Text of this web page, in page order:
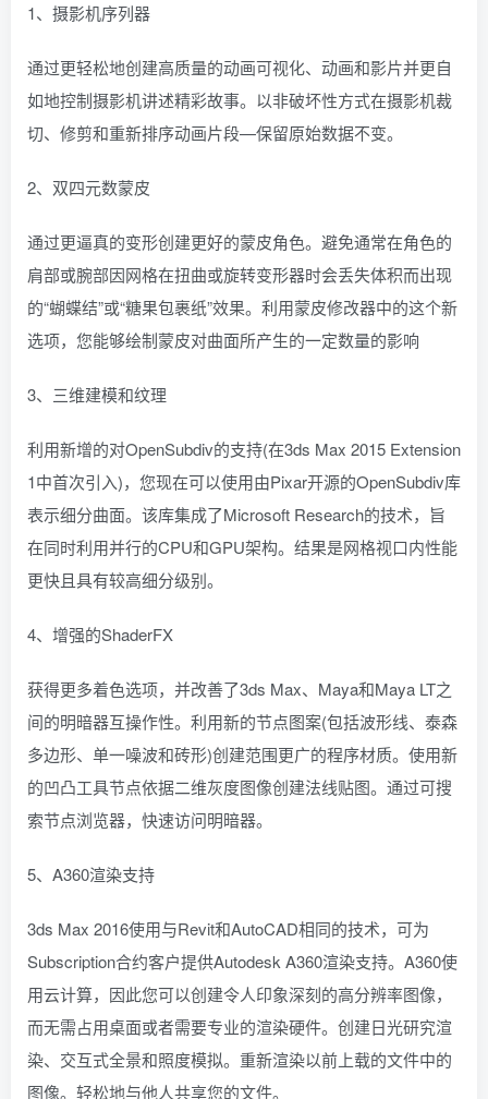
1、摄影机序列器
通过更轻松地创建高质量的动画可视化、动画和影片并更自
如地控制摄影机讲述精彩故事。以非破坏性方式在摄影机裁
切、修剪和重新排序动画片段—保留原始数据不变。
2、双四元数蒙皮
通过更逼真的变形创建更好的蒙皮角色。避免通常在角色的
肩部或腕部因网格在扭曲或旋转变形器时会丢失体积而出现
的“蝴蝶结”或“糖果包裹纸”效果。利用蒙皮修改器中的这个新
选项，您能够绘制蒙皮对曲面所产生的一定数量的影响
3、三维建模和纹理
利用新增的对OpenSubdiv的支持(在3ds Max 2015 Extension
1中首次引入)，您现在可以使用由Pixar开源的OpenSubdiv库
表示细分曲面。该库集成了Microsoft Research的技术，旨
在同时利用并行的CPU和GPU架构。结果是网格视口内性能
更快且具有较高细分级别。
4、增强的ShaderFX
获得更多着色选项，并改善了3ds Max、Maya和Maya LT之
间的明暗器互操作性。利用新的节点图案(包括波形线、泰森
多边形、单一噪波和砖形)创建范围更广的程序材质。使用新
的凹凸工具节点依据二维灰度图像创建法线贴图。通过可搜
索节点浏览器，快速访问明暗器。
5、A360渲染支持
3ds Max 2016使用与Revit和AutoCAD相同的技术，可为
Subscription合约客户提供Autodesk A360渲染支持。A360使
用云计算，因此您可以创建令人印象深刻的高分辨率图像，
而无需占用桌面或者需要专业的渲染硬件。创建日光研究渲
染、交互式全景和照度模拟。重新渲染以前上载的文件中的
图像。轻松地与他人共享您的文件。